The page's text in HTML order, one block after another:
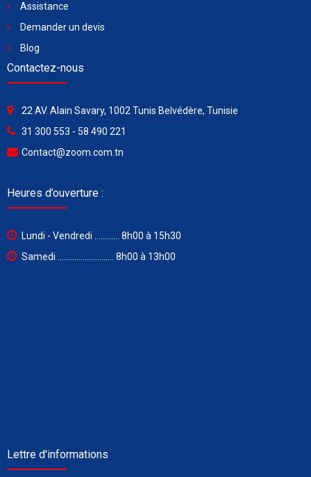
Assistance
Demander un devis
Blog
Contactez-nous
22 AV. Alain Savary, 1002 Tunis Belvédère, Tunisie
31 300 553 - 58 490 221
Contact@zoom.com.tn
Heures d’ouverture :
Lundi - Vendredi ............ 8h00 à 15h30
Samedi ........................... 8h00 à 13h00
Lettre d'informations